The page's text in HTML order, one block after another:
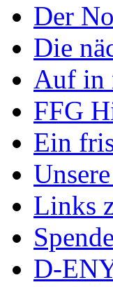
Der
Die
Auf in
FFG
Ein
Links
D-